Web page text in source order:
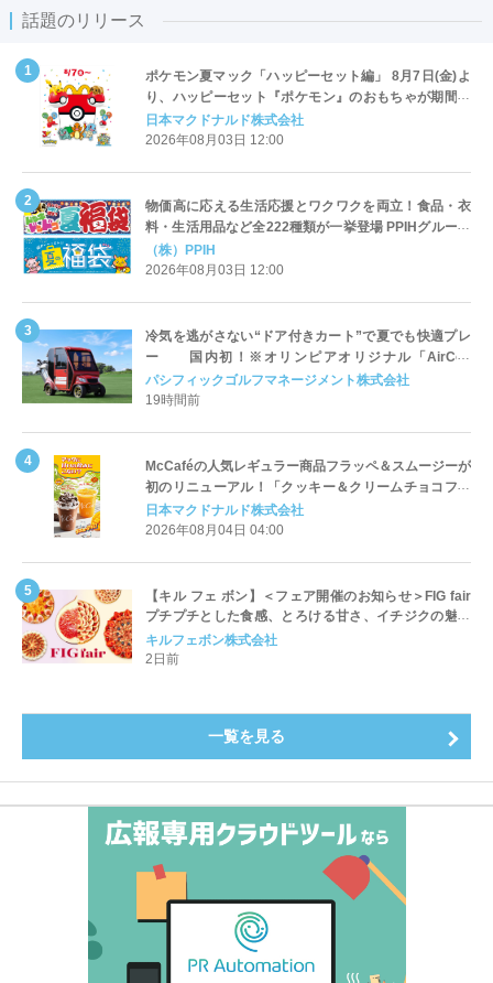
話題のリリース
ポケモン夏マック「ハッピーセット編」 8月7日(金)よ
り、ハッピーセット『ポケモン』のおもちゃが期間限
定登場
日本マクドナルド株式会社
2026年08月03日 12:00
物価高に応える生活応援とワクワクを両立！食品・衣
料・生活用品など全222種類が一挙登場 PPIHグループ
「夏福袋」＆セール 8月6日(木)より順次スタート
（株）PPIH
2026年08月03日 12:00
冷気を逃がさない“ドア付きカート”で夏でも快適プレ
ー 国内初！※オリンピアオリジナル「AirCon
Cart（エアコンカート）」導入 | ＰＧＭ
パシフィックゴルフマネージメント株式会社
19時間前
McCaféの人気レギュラー商品フラッペ＆スムージーが
初のリニューアル！「クッキー＆クリームチョコフラ
ッペ」「マンゴースムージー」8月5日（水）から販売
開始
日本マクドナルド株式会社
2026年08月04日 04:00
【キル フェ ボン】＜フェア開催のお知らせ＞FIG fair
プチプチとした食感、とろける甘さ、イチジクの魅力
をたっぷりと。新作を含め、イチジク尽くしの全4種が
登場8月20日（木）スタート
キルフェボン株式会社
2日前
一覧を見る